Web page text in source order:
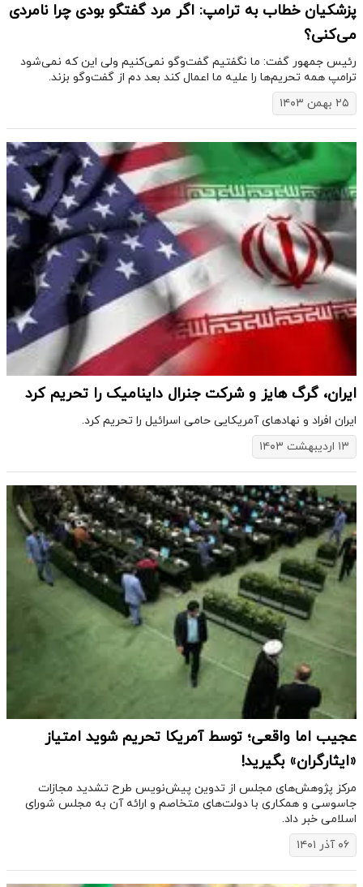
پزشکیان خطاب به ترامپ: اگر مرد گفتگو بودی چرا نامردی
می‌کنی؟
رئیس جمهور گفت: ما نگفتیم گفت‌و‌گو نمی‌کنیم ولی این که نمی‌شود
ترامپ همه تحریم‌ها را علیه ما اعمال کند بعد دم از گفت‌و‌گو بزند.
۲۵ بهمن ۱۴۰۳
ایران، گرگ هایز و شرکت جنرال داینامیک را تحریم کرد
ایران افراد و نهادهای آمریکایی حامی اسرائیل را تحریم کرد.
۱۳ اردیبهشت ۱۴۰۳
عجیب اما واقعی؛ توسط آمریکا تحریم شوید امتیاز
«ایثارگران» بگیرید!
مرکز پژوهش‌های مجلس از تدوین پیش‌نویس طرح تشدید مجازات
جاسوسی و همکاری با دولت‌های متخاصم و ارائه آن به مجلس شورای
اسلامی خبر داد.
۰۶ آذر ۱۴۰۱